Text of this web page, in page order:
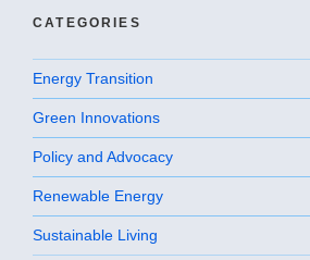
CATEGORIES
Energy Transition
Green Innovations
Policy and Advocacy
Renewable Energy
Sustainable Living